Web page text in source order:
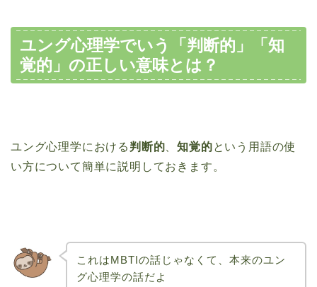
ユング心理学でいう「判断的」「知
覚的」の正しい意味とは？
ユング心理学における 判断的 、知覚的という用語の使
い方について簡単に説明しておきます。
これはMBTIの話じゃなくて、本来のユン
グ心理学の話だよ